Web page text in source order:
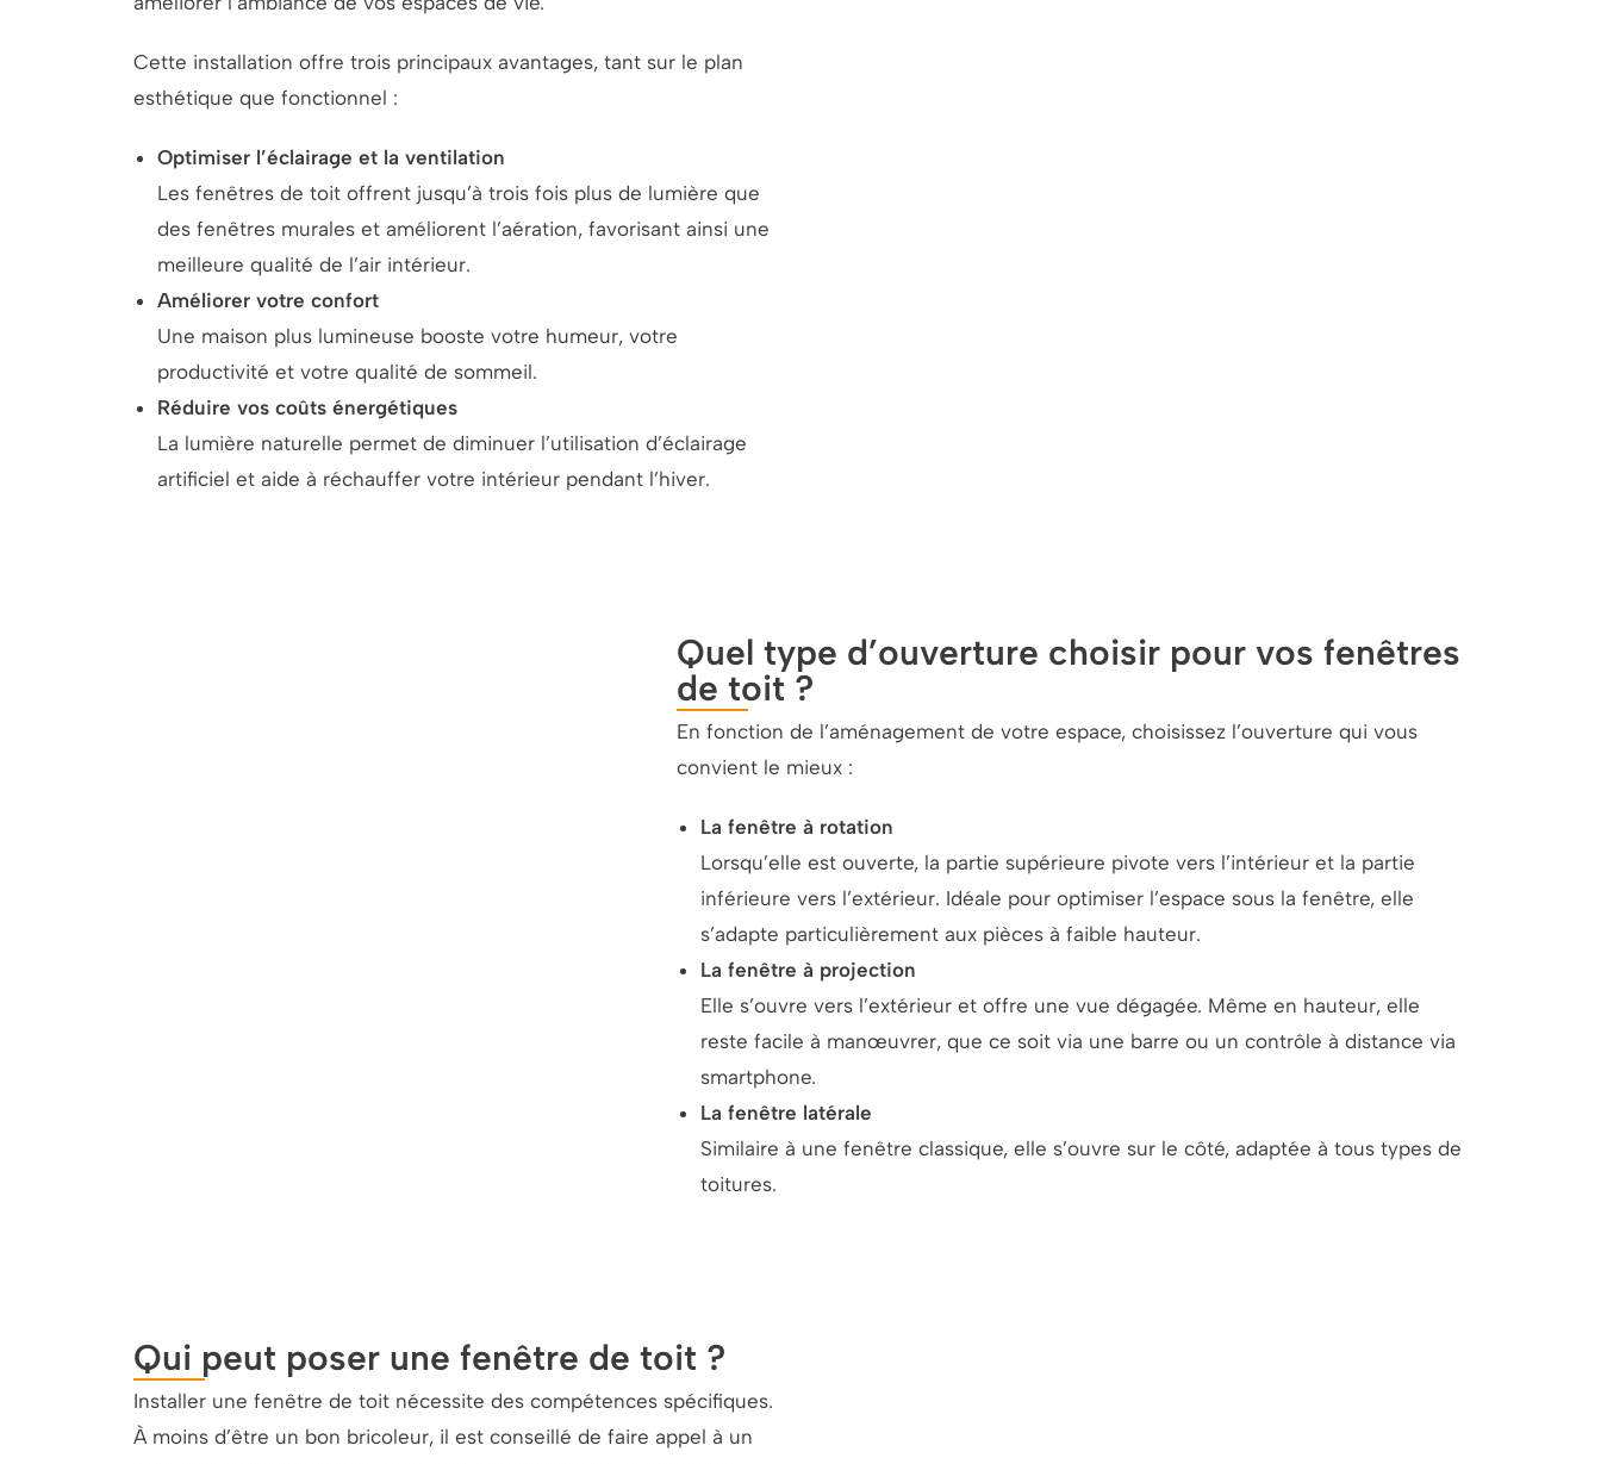
Cette installation offre trois principaux avantages, tant sur le plan
esthétique que fonctionnel :
Optimiser l’éclairage et la ventilation
Les fenêtres de toit offrent jusqu’à trois fois plus de lumière que
des fenêtres murales et améliorent l’aération, favorisant ainsi une
meilleure qualité de l’air intérieur.
Améliorer votre confort
Une maison plus lumineuse booste votre humeur, votre
productivité et votre qualité de sommeil.
Réduire vos coûts énergétiques
La lumière naturelle permet de diminuer l’utilisation d’éclairage
artificiel et aide à réchauffer votre intérieur pendant l’hiver.
Quel type d’ouverture choisir pour vos fenêtres
de toit ?
En fonction de l’aménagement de votre espace, choisissez l’ouverture qui vous
convient le mieux :
La fenêtre à rotation
Lorsqu’elle est ouverte, la partie supérieure pivote vers l’intérieur et la partie
inférieure vers l’extérieur. Idéale pour optimiser l’espace sous la fenêtre, elle
s’adapte particulièrement aux pièces à faible hauteur.
La fenêtre à projection
Elle s’ouvre vers l’extérieur et offre une vue dégagée. Même en hauteur, elle
reste facile à manœuvrer, que ce soit via une barre ou un contrôle à distance via
smartphone.
La fenêtre latérale
Similaire à une fenêtre classique, elle s’ouvre sur le côté, adaptée à tous types de
toitures.
Qui peut poser une fenêtre de toit ?
Installer une fenêtre de toit nécessite des compétences spécifiques.
À moins d’être un bon bricoleur, il est conseillé de faire appel à un